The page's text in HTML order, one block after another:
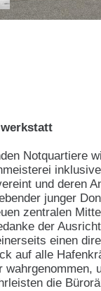
Notquartiere
und deren
junger
zentralen
der
einen
auf alle
die